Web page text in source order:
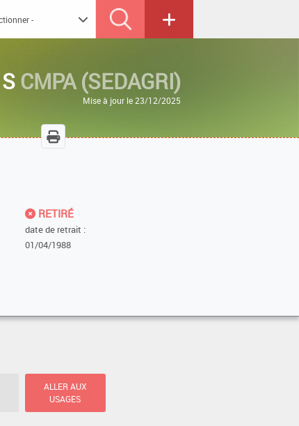
CMPA (SEDAGRI)
Mise à jour le 23/12/2025
RETIRÉ
date de retrait :
01/04/1988
ALLER AUX
USAGES